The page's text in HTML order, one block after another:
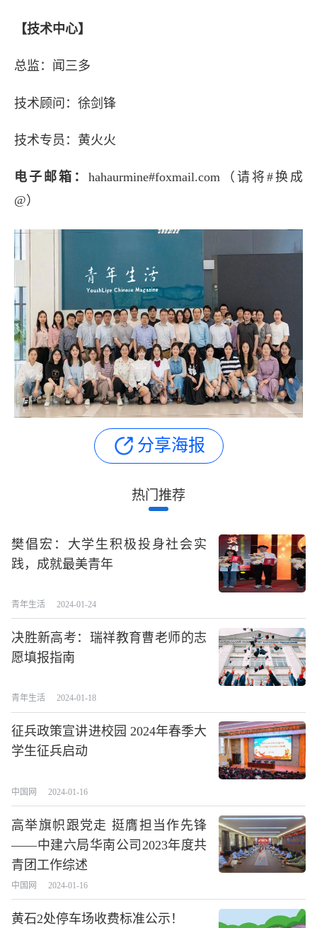
【技术中心】
总监：闻三多
技术顾问：徐剑锋
技术专员：黄火火
电子邮箱： hahaurmine#foxmail.com（请将#换成
@）
分享海报
热门推荐
樊倡宏：大学生积极投身社会实
践，成就最美青年
青年生活 2024-01-24
决胜新高考：瑞祥教育曹老师的志
愿填报指南
青年生活 2024-01-18
征兵政策宣讲进校园 2024年春季大
学生征兵启动
中国网 2024-01-16
高举旗帜跟党走 挺膺担当作先锋
——中建六局华南公司2023年度共
青团工作综述
中国网 2024-01-16
黄石2处停车场收费标准公示！